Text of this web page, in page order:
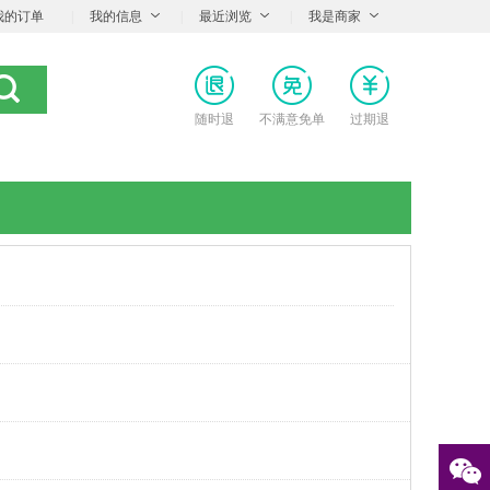
的订单 我的信息 最近浏览 我是商家
随时退 不满意免单 过期退